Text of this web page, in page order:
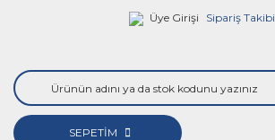
Üye Girişi Sipariş Takibi
SEPETİM